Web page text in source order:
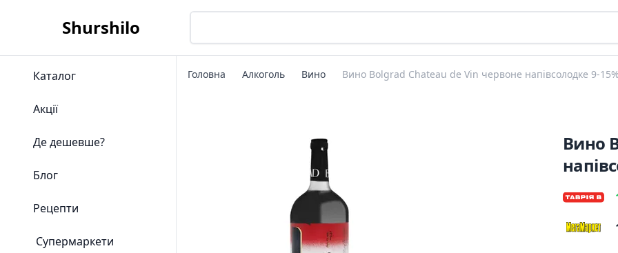
Shurshilo
Каталог
Акції
Де дешевше?
Блог
Рецепти
Супермаркети
Головна Алкоголь Вино Вино Bolgrad Chateau de Vin червоне напівсолодке 9-
Вино